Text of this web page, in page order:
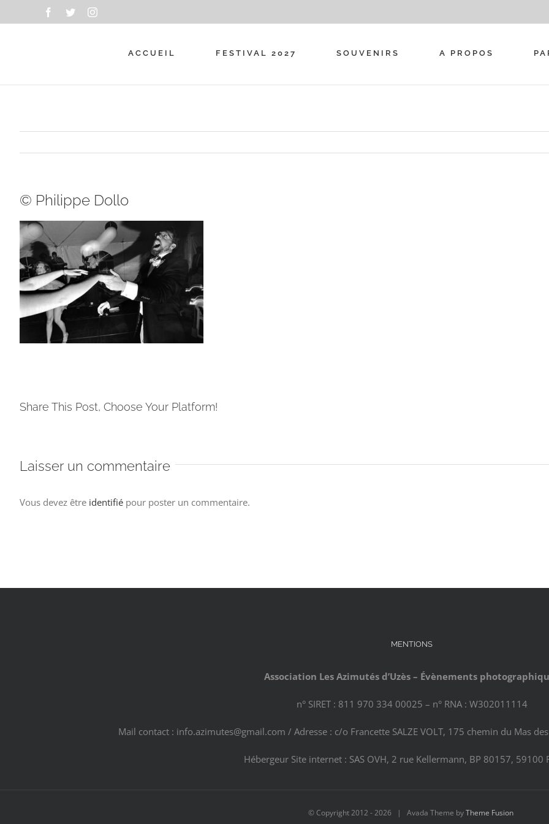
au
Facebook
TwitterInstagram
ACCUEIL FESTIVAL 2027 SOUVENIRS A PROPOS
© Philippe Dollo
Share This Post, Choose Your Platform!
Laisser un commentaire
Vous devez être identifié pour poster un commentaire.
MENTIONS
Association Les Azimutés d’Uzès – Évènements
n° SIRET : 811 970 334 00025 – n° RNA : W302011114
Mail contact : info.azimutes@gmail.com / Adresse : c/o Francette SALZE VOLT, 175 chemin du Mas
Hébergeur Site internet : SAS OVH, 2 rue Kellermann, BP 80157, 59100
© Copyright 2012 -2026 | Avada Theme byTheme Fusion